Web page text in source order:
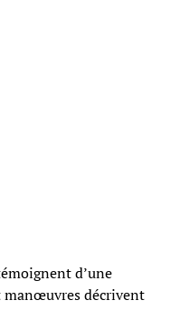
d’une
décrivent